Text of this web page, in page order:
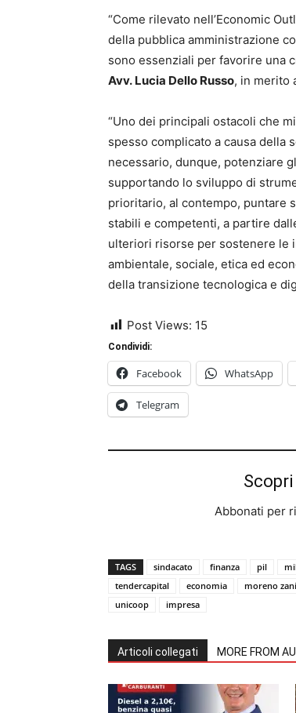
“Come rilevato nell’Economic
della pubblica amministrazione
sono essenziali per favorire una
Avv. Lucia Dello Russo, in merito
“Uno dei principali ostacoli che
spesso complicato a causa della
necessario, dunque, potenziare
supportando lo sviluppo di
prioritario, al contempo, puntare
stabili e competenti, a partire
ulteriori risorse per sostenere le
ambientale, sociale, etica ed
della transizione tecnologica e
Post Views: 15
Condividi:
Facebook WhatsApp
Telegram
Abbonati per
TAGS sindacato finanza pil
tendercapital
economia moreno zani
unicoop
impresa
Articoli collegati MORE FROM